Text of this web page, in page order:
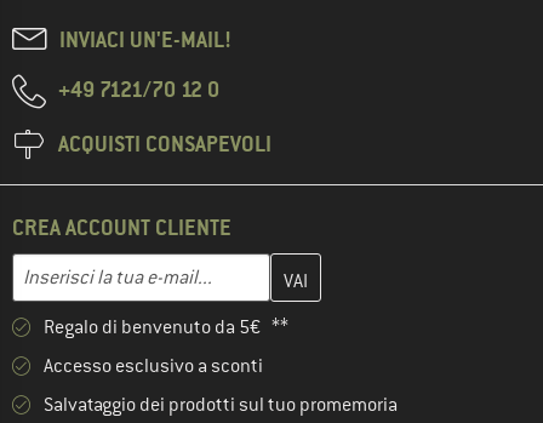
INVIACI UN'E-MAIL!
+49 7121/70 12 0
ACQUISTI CONSAPEVOLI
CREA ACCOUNT CLIENTE
Indirizzo e-mail
Inserisci qui il tuo indirizzo e-mail e crea il tuo account cliente
Regalo di benvenuto da 5€ **
Accesso esclusivo a sconti
Salvataggio dei prodotti sul tuo promemoria